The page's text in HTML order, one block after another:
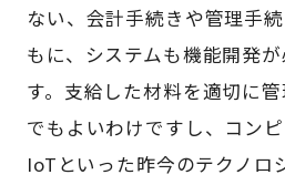
ない、会計手続きや管理手
もに、システムも機能開発
す。支給した材料を適切に
でもよいわけですし、コン
IoTといった昨今のテクノロ